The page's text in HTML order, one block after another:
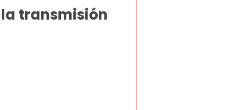
transmisión